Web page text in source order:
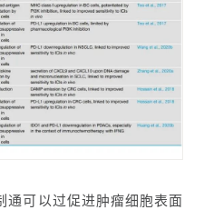
可以过促进肿瘤细胞表面